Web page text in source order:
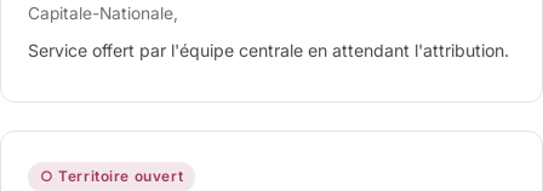
Capitale-Nationale,
Service offert par l'équipe centrale en attendant l'attribution.
○ Territoire ouvert